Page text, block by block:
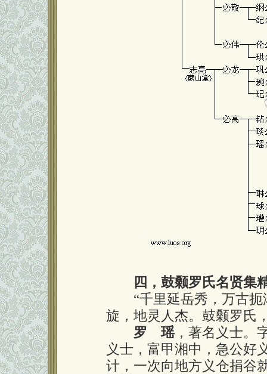
四，鼓颡罗氏名贤集
“千里延岳秀，万古扼
旋，地灵人杰。鼓颡罗氏
罗 瑶，著名义士。
义士，富甲湘中，急公好
计，一次向地方义仓捐谷